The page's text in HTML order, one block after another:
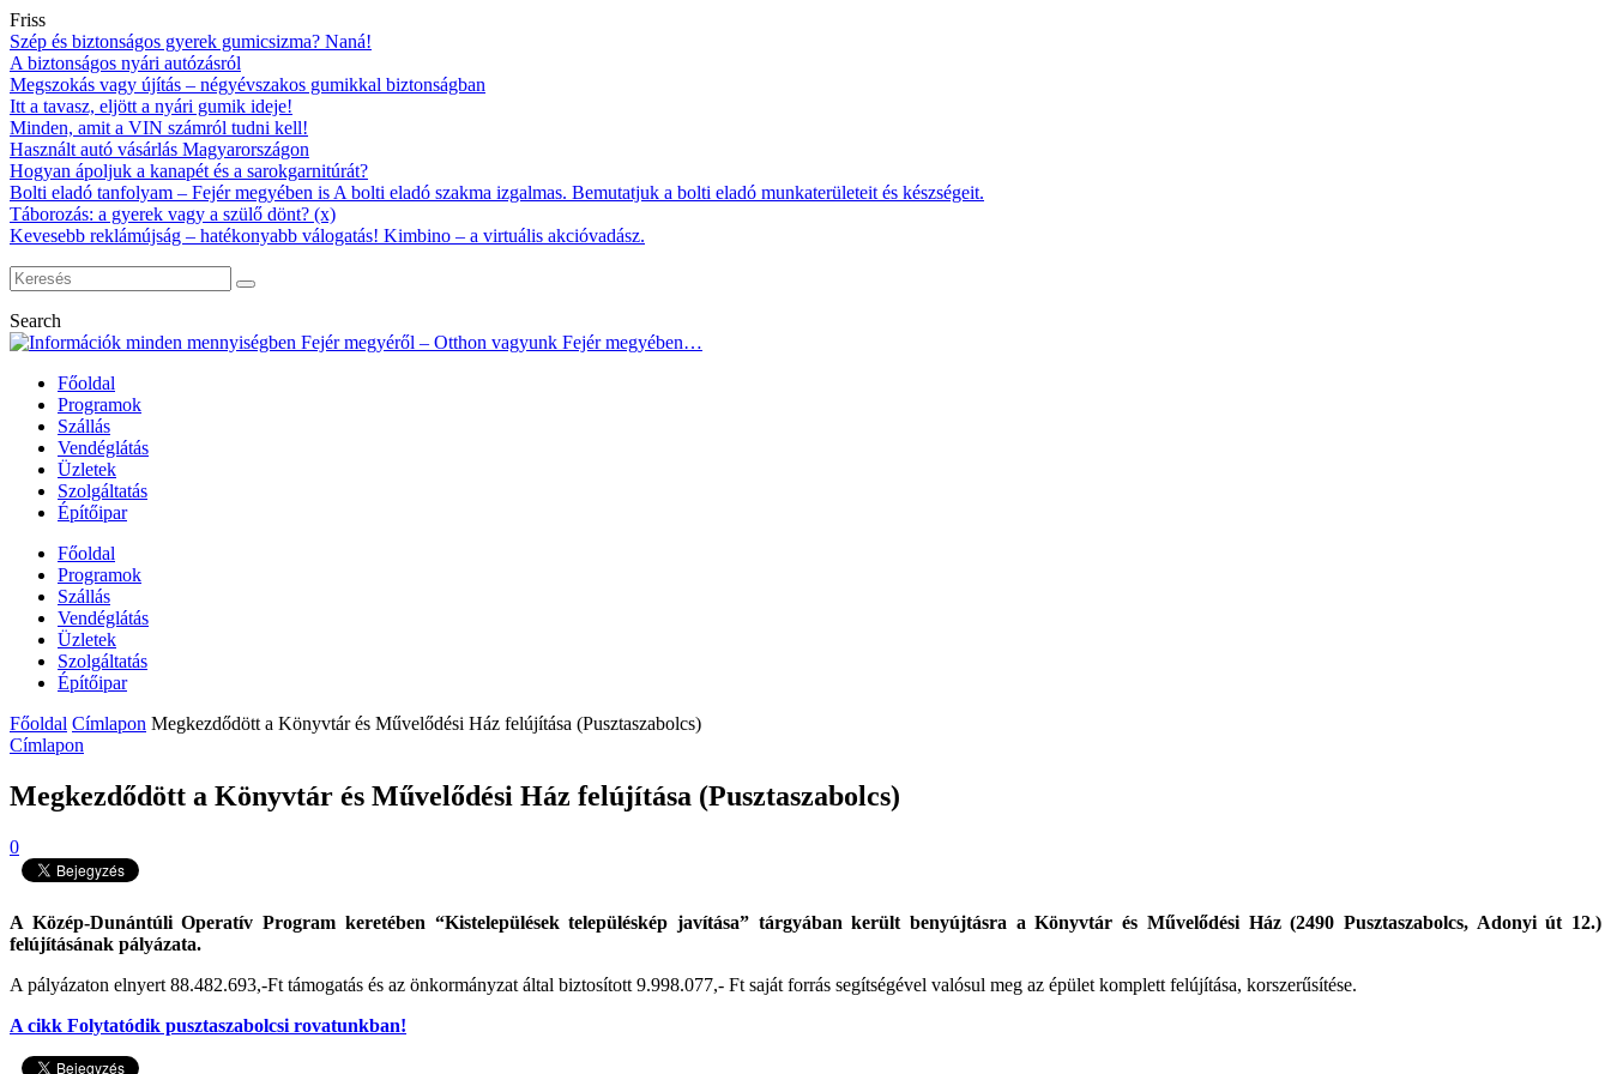
Friss
Szép és biztonságos gyerek gumicsizma? Naná!
A biztonságos nyári autózásról
Megszokás vagy újítás – négyévszakos gumikkal biztonságban
Itt a tavasz, eljött a nyári gumik ideje!
Minden, amit a VIN számról tudni kell!
Használt autó vásárlás Magyarországon
Hogyan ápoljuk a kanapét és a sarokgarnitúrát?
Bolti eladó tanfolyam – Fejér megyében is A bolti eladó szakma izgalmas. Bemutatjuk a bolti eladó munkaterületeit és készségeit.
Táborozás: a gyerek vagy a szülő dönt? (x)
Kevesebb reklámújság – hatékonyabb válogatás! Kimbino – a virtuális akcióvadász.
Search
Főoldal
Programok
Szállás
Vendéglátás
Üzletek
Szolgáltatás
Építőipar
Főoldal
Programok
Szállás
Vendéglátás
Üzletek
Szolgáltatás
Építőipar
Főoldal Címlapon Megkezdődött a Könyvtár és Művelődési Ház felújítása (Pusztaszabolcs)
Címlapon
Megkezdődött a Könyvtár és Művelődési Ház felújítása (Pusztaszabolcs)
0
A Közép-Dunántúli Operatív Program keretében “Kistelepülések településkép javítása” tárgyában került benyújtásra a Könyvtár és Művelődési Ház (2490 Pusztaszabolcs, Adonyi út 12.)
felújításának pályázata.
A pályázaton elnyert 88.482.693,-Ft támogatás és az önkormányzat által biztosított 9.998.077,- Ft saját forrás segítségével valósul meg az épület komplett felújítása, korszerűsítése.
A cikk Folytatódik pusztaszabolcsi rovatunkban!